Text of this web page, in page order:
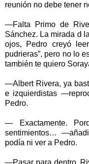
reunión no debe tener
—Falta Primo de
Sánchez. La mirada d
ojos, Pedro creyó
pudrieras”, pero no lo
también te quiero
—Albert Rivera, ya
e izquierdistas
Pedro.
— Exactamente.
sentimientos…
podía ni ver a Pedro.